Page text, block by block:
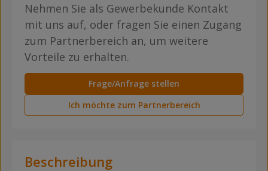
Nehmen Sie als Gewerbekunde Kontakt
mit uns auf, oder fragen Sie einen Zugang
zum Partnerbereich an, um weitere
Vorteile zu erhalten.
Frage/Anfrage stellen
Ich möchte zum Partnerbereich
Beschreibung